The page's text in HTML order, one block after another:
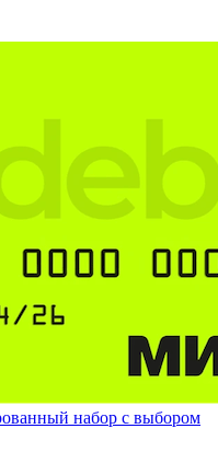
набор с выбором